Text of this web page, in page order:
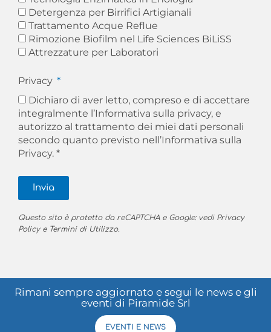
Detergenza per Birrifici Artigianali
Trattamento Acque Reflue
Rimozione Biofilm nel Life Sciences BiLiSS
Attrezzature per Laboratori
Privacy
Dichiaro di aver letto, compreso e di accettare
integralmente l’Informativa sulla privacy, e
autorizzo al trattamento dei miei dati personali
secondo quanto previsto nell’Informativa sulla
Privacy. *
Invia
Questo sito è protetto da reCAPTCHA e Google: vedi Privacy
Policye Termini di Utilizzo.
Rimani sempre aggiornato e segui le news e gli
eventi di Piramide Srl
EVENTI E NEWS